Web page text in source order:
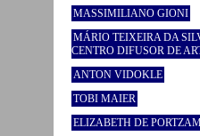
MASSIMILIANO GIONI
MÁRIO TEIXEIRA DA
CENTRO DIFUSOR DE
ANTON VIDOKLE
TOBI MAIER
ELIZABETH DE